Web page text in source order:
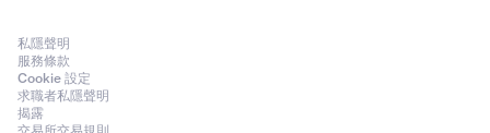
私隱聲明
服務條款
Cookie 設定
求職者私隱聲明
揭露